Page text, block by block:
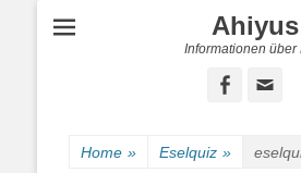
Ahiyus
Informationen über
Home » Eselquiz »